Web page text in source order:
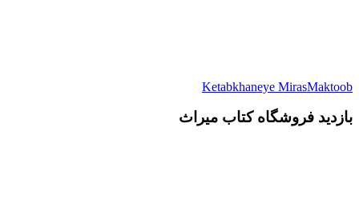
Ketabkhaneye MirasMaktoob
بازدید فروشگاه کتاب میراث